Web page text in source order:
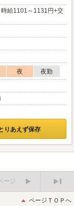
給1101～1131円+交
夜
夜勤
りあえず保存
ージ
後
ページＴＯＰへ